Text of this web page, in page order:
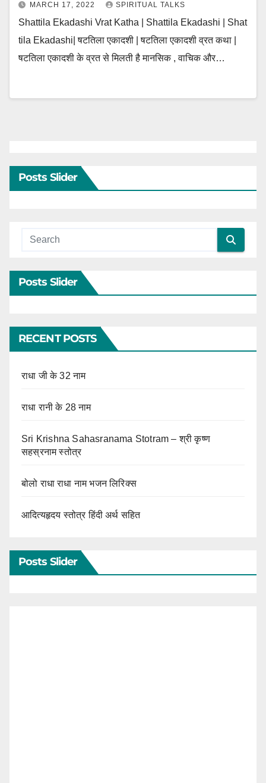
MARCH 17, 2022 SPIRITUAL TALKS
Shattila Ekadashi Vrat Katha | Shattila Ekadashi | Shat
tila Ekadashi| षटतिला एकादशी | षटतिला एकादशी व्रत कथा |
षटतिला एकादशी के व्रत से मिलती है मानसिक , वाचिक और…
Posts Slider
Posts Slider
RECENT POSTS
राधा जी के 32 नाम
राधा रानी के 28 नाम
Sri Krishna Sahasranama Stotram – श्री कृष्ण
सहस्रनाम स्तोत्र
बोलो राधा राधा नाम भजन लिरिक्स
आदित्यहृदय स्तोत्र हिंदी अर्थ सहित
Posts Slider